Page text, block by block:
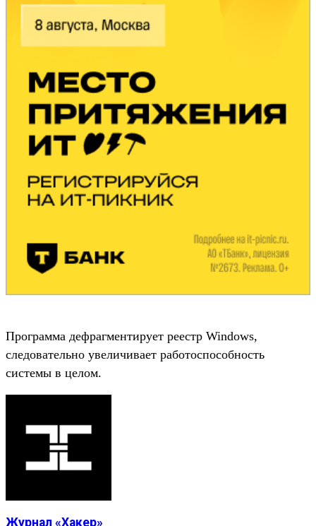
Программа дефрагментирует реестр Windows,
следовательно увеличивает работоспособность
системы в целом.
Журнал «Хакер»